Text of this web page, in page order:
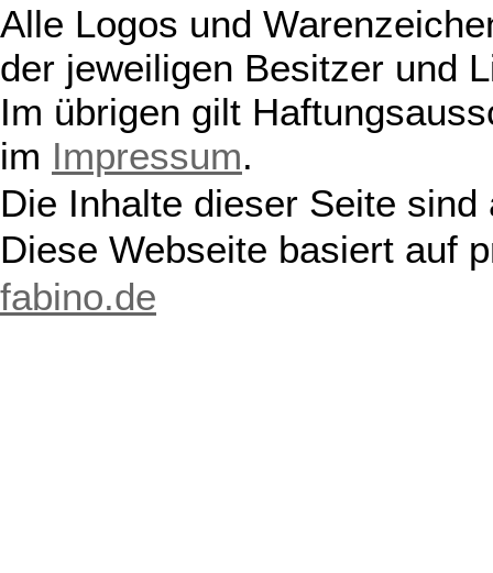
Alle Logos und
der jeweiligen Besitzer und
Im übrigen gilt
im Impressum.
Die Inhalte dieser Seite
Diese Webseite basiert auf
fabino.de